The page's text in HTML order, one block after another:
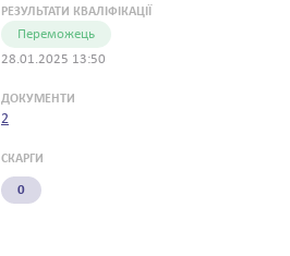
РЕЗУЛЬТАТИ КВАЛІФІКАЦІЇ
Переможець
28.01.2025 13:50
ДОКУМЕНТИ
2
СКАРГИ
0